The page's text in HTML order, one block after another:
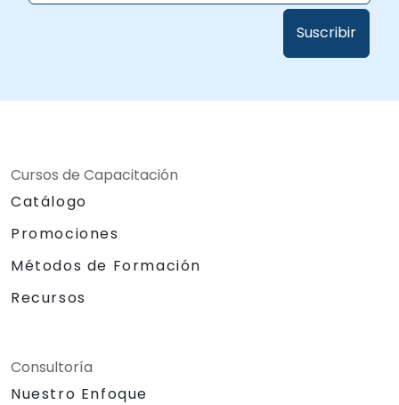
Cursos de Capacitación
Catálogo
Promociones
Métodos de Formación
Recursos
Consultoría
Nuestro Enfoque